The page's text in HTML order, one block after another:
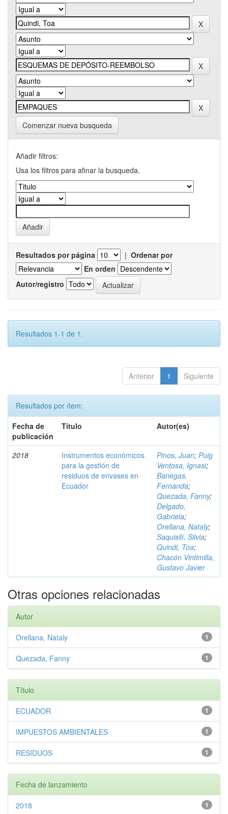
Comenzar nueva busqueda
Añadir filtros:
Usa los filtros para afinar la busqueda.
Resultados por página | Ordenar por
En orden
Autor/registro
Resultados 1-1 de 1.
Anterior 1 Siguiente
Resultados por ítem:
Fecha de
publicación
Título Autor(es)
2018
Instrumentos económicos
para la gestión de
residuos de envases en
Ecuador
Pinos, Juan; Puig
Ventosa, Ignasi;
Banegas,
Fernanda;
Quezada, Fanny;
Delgado,
Gabriela;
Orellana, Nataly;
Saquisilí, Silvia;
Quindi, Toa;
Chacón Vintimilla,
Gustavo Javier
Otras opciones relacionadas
Autor
1
Orellana, Nataly
1
Quezada, Fanny
Título
1
ECUADOR
1
IMPUESTOS AMBIENTALES
1
RESIDUOS
Fecha de lanzamiento
1
2018